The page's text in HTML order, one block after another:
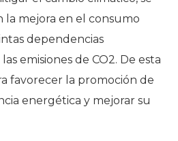
la mejora en el consumo
dependencias
emisiones de CO2. De esta
favorecer la promoción de
energética y mejorar su